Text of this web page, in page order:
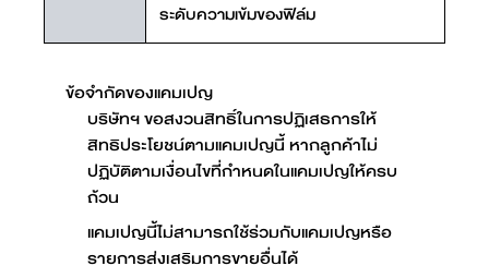
ระดับความเข้มของฟิล์ม
ข้อจำกัดของแคมเปญ
บริษัทฯ ขอสงวนสิทธิ์ในการปฏิเสธการให้
สิทธิประโยชน์ตามแคมเปญนี้ หากลูกค้าไม่
ปฏิบัติตามเงื่อนไขที่กำหนดในแคมเปญให้ครบ
ถ้วน
แคมเปญนี้ไม่สามารถใช้ร่วมกับแคมเปญหรือ
รายการส่งเสริมการขายอื่นได้